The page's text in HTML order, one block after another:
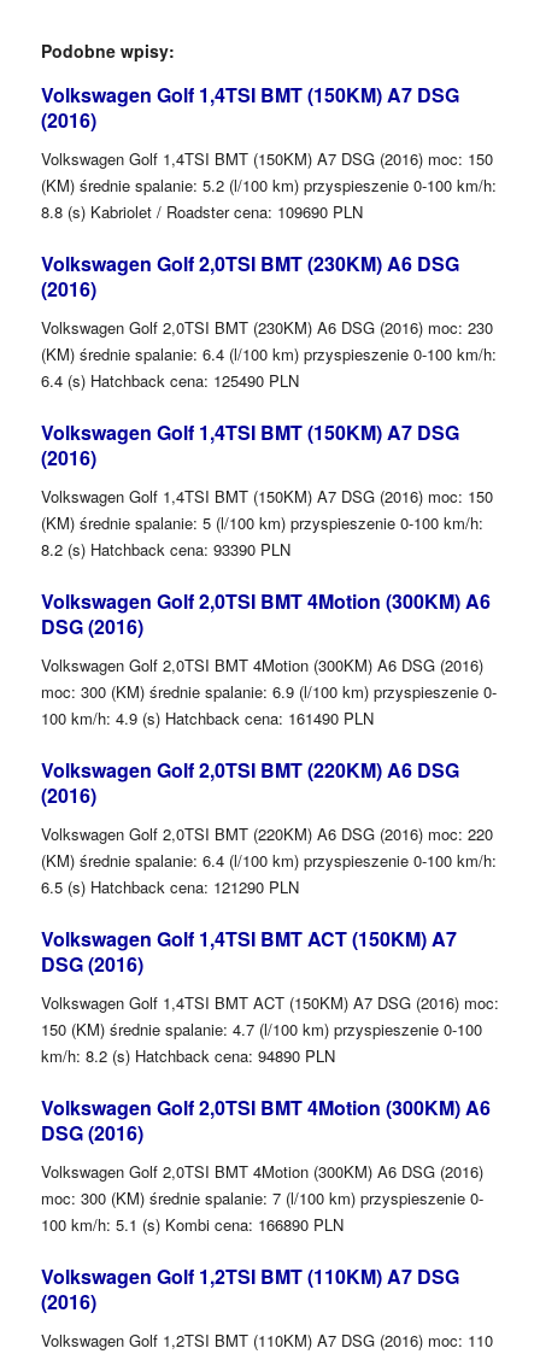
Podobne wpisy:
Volkswagen Golf 1,4TSI BMT (150KM) A7 DSG
(2016)
Volkswagen Golf 1,4TSI BMT (150KM) A7 DSG (2016) moc: 150
(KM) średnie spalanie: 5.2 (l/100 km) przyspieszenie 0-100 km/h:
8.8 (s) Kabriolet / Roadster cena: 109690 PLN
Volkswagen Golf 2,0TSI BMT (230KM) A6 DSG
(2016)
Volkswagen Golf 2,0TSI BMT (230KM) A6 DSG (2016) moc: 230
(KM) średnie spalanie: 6.4 (l/100 km) przyspieszenie 0-100 km/h:
6.4 (s) Hatchback cena: 125490 PLN
Volkswagen Golf 1,4TSI BMT (150KM) A7 DSG
(2016)
Volkswagen Golf 1,4TSI BMT (150KM) A7 DSG (2016) moc: 150
(KM) średnie spalanie: 5 (l/100 km) przyspieszenie 0-100 km/h:
8.2 (s) Hatchback cena: 93390 PLN
Volkswagen Golf 2,0TSI BMT 4Motion (300KM) A6
DSG (2016)
Volkswagen Golf 2,0TSI BMT 4Motion (300KM) A6 DSG (2016)
moc: 300 (KM) średnie spalanie: 6.9 (l/100 km) przyspieszenie 0-
100 km/h: 4.9 (s) Hatchback cena: 161490 PLN
Volkswagen Golf 2,0TSI BMT (220KM) A6 DSG
(2016)
Volkswagen Golf 2,0TSI BMT (220KM) A6 DSG (2016) moc: 220
(KM) średnie spalanie: 6.4 (l/100 km) przyspieszenie 0-100 km/h:
6.5 (s) Hatchback cena: 121290 PLN
Volkswagen Golf 1,4TSI BMT ACT (150KM) A7
DSG (2016)
Volkswagen Golf 1,4TSI BMT ACT (150KM) A7 DSG (2016) moc:
150 (KM) średnie spalanie: 4.7 (l/100 km) przyspieszenie 0-100
km/h: 8.2 (s) Hatchback cena: 94890 PLN
Volkswagen Golf 2,0TSI BMT 4Motion (300KM) A6
DSG (2016)
Volkswagen Golf 2,0TSI BMT 4Motion (300KM) A6 DSG (2016)
moc: 300 (KM) średnie spalanie: 7 (l/100 km) przyspieszenie 0-
100 km/h: 5.1 (s) Kombi cena: 166890 PLN
Volkswagen Golf 1,2TSI BMT (110KM) A7 DSG
(2016)
Volkswagen Golf 1,2TSI BMT (110KM) A7 DSG (2016) moc: 110